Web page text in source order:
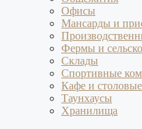
Офисы
Мансарды и
Фермы и
Склады
Спортивные
Кафе и столовые
Таунхаусы
Хранилища